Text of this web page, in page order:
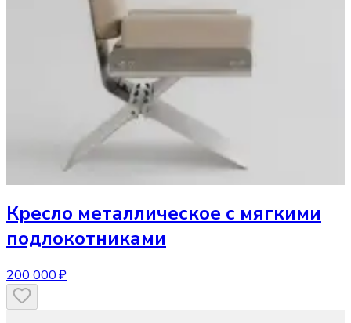
Кресло металлическое с мягкими
подлокотниками
200 000 ₽